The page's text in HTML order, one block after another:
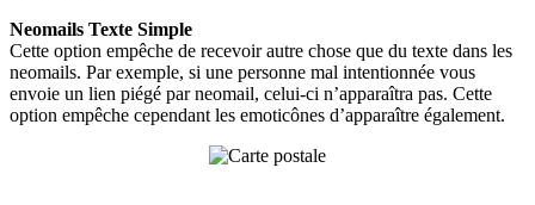
Neomails Texte Simple
Cette option empêche de recevoir autre chose que du texte dans les
neomails. Par exemple, si une personne mal intentionnée vous
envoie un lien piégé par neomail, celui-ci n’apparaîtra pas. Cette
option empêche cependant les emoticônes d’apparaître également.